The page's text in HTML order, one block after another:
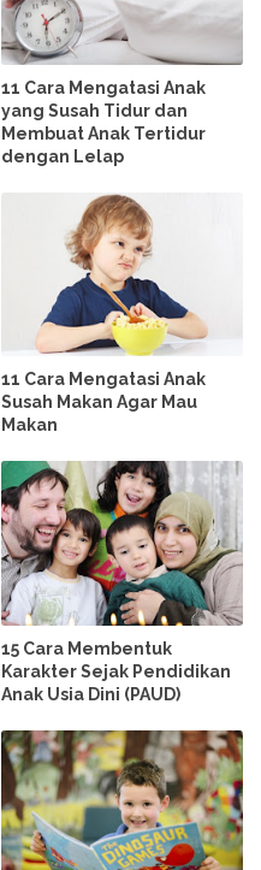
11 Cara Mengatasi Anak
yang Susah Tidur dan
Membuat Anak Tertidur
dengan Lelap
11 Cara Mengatasi Anak
Susah Makan Agar Mau
Makan
15 Cara Membentuk
Karakter Sejak Pendidikan
Anak Usia Dini (PAUD)